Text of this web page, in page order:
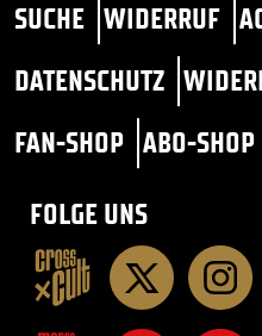
SUCHE WIDERRUF
DATENSCHUTZ
FAN-SHOP ABO-SHOP
FOLGE UNS